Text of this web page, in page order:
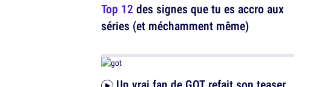
Top 12 des signes que tu es accro aux
séries (et méchamment même)